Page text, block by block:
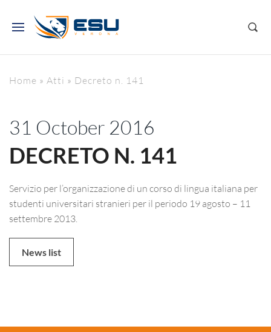
Home » Atti » Decreto n. 141
31 October 2016
DECRETO N. 141
Servizio per l’organizzazione di un corso di lingua italiana per
studenti universitari stranieri per il periodo 19 agosto – 11
settembre 2013.
News list